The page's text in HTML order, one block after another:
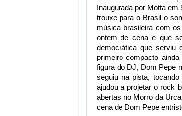
Inaugurada por Motta em
trouxe para o Brasil o
música brasileira com
ontem de cena e que
democrática que serviu
primeiro compacto
figura do DJ, Dom Pepe
seguiu na pista,
ajudou a projetar o rock
abertas no Morro da
cena de Dom Pepe